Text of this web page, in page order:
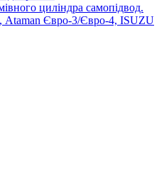
циліндра самопідвод.
Євро-3/Євро-4, ISUZU